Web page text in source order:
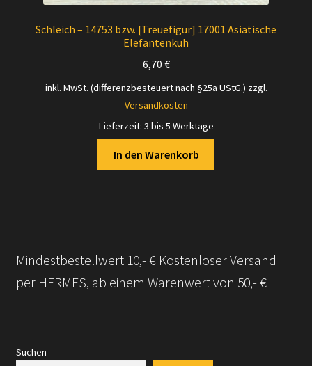
Schleich – 14753 bzw. [Treuefigur] 17001 Asiatische
Elefantenkuh
6,70 €
inkl. MwSt. (differenzbesteuert nach §25a UStG.) zzgl.
Versandkosten
Lieferzeit: 3 bis 5 Werktage
In den Warenkorb
Mindestbestellwert 10,- € Kostenloser Versand
per HERMES, ab einem Warenwert von 50,- €
Suchen